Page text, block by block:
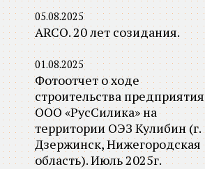
05.08.2025
ARCO. 20 лет созидания.
01.08.2025
Фотоотчет о ходе
строительства предприятия
ООО «РусСилика» на
территории ОЭЗ Кулибин (г.
Дзержинск, Нижегородская
область). Июль 2025г.